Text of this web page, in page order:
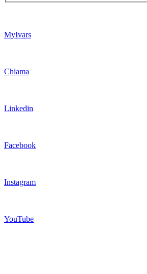
MyIvars
Chiama
Linkedin
Facebook
Instagram
YouTube